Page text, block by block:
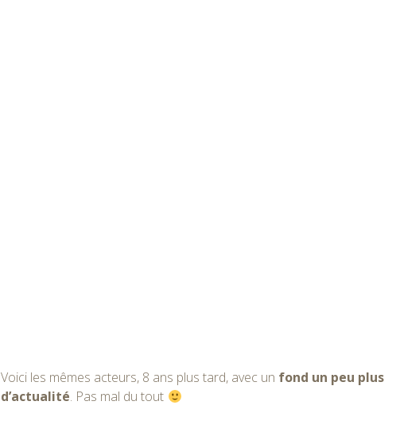
Voici les mêmes acteurs, 8 ans plus tard, avec un fond un peu plus
d’actualité. Pas mal du tout